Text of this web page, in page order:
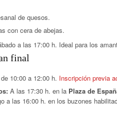
de quesos.
con cera de abejas.
a las 17:00 h. Ideal para los
final
10:00 a 12:00 h. Inscripción previa
A las 17:30 h. en la Plaza de
a las 16:00 h. en los buzones